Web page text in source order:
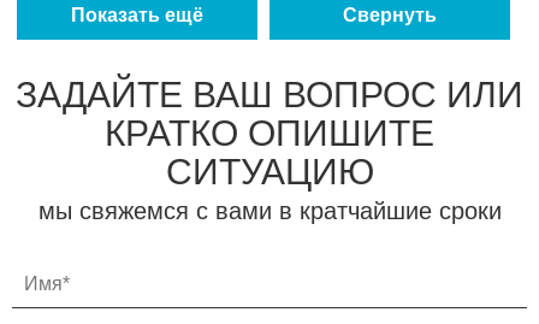
Глубокорыхлители параплау стойка
Показать ещё Свернуть
ЗАДАЙТЕ ВАШ ВОПРОС ИЛИ
КРАТКО ОПИШИТЕ
СИТУАЦИЮ
мы свяжемся с вами в кратчайшие сроки